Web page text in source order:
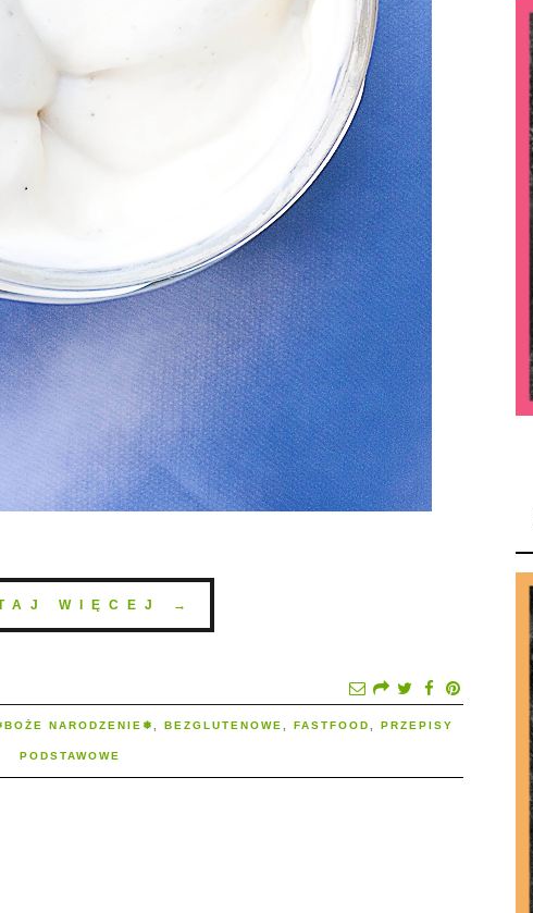
WIĘCEJ →
NARODZENIE❅ BEZGLUTENOWE FASTFOOD PRZEPISY
PODSTAWOWE